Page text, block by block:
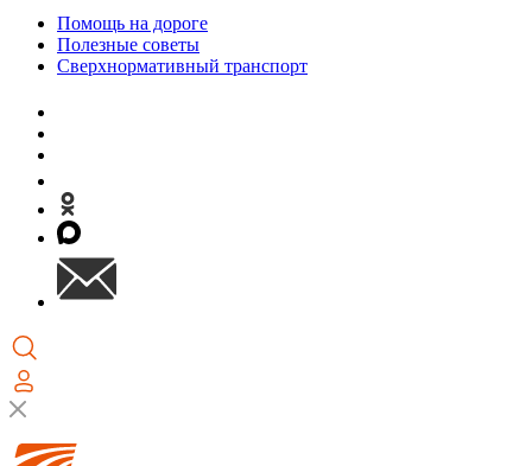
Помощь на дороге
Полезные советы
Сверхнормативный транспорт